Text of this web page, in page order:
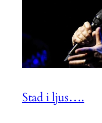
Stad i ljus….